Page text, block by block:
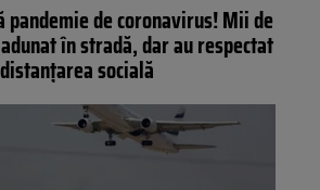
de coronavirus! Mii de
în stradă, dar au respectat
distanțarea socială